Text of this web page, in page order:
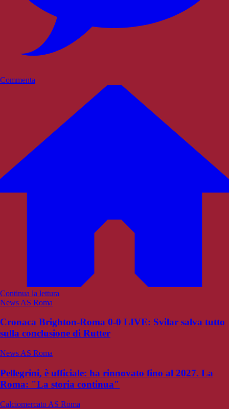
Commenta
Continua la lettura
News AS Roma
Cronaca Brighton-Roma 0-0 LIVE: Svilar salva tutto
sulla conclusione di Rutter
News AS Roma
Pellegrini, è ufficiale: ha rinnovato fino al 2027. La
Roma: "La storia continua"
Calciomercato AS Roma